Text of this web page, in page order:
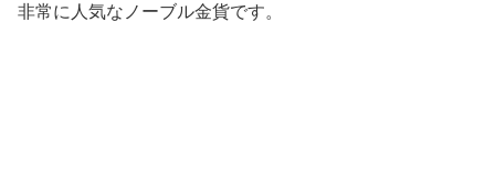
非常に人気なノーブル金貨です。